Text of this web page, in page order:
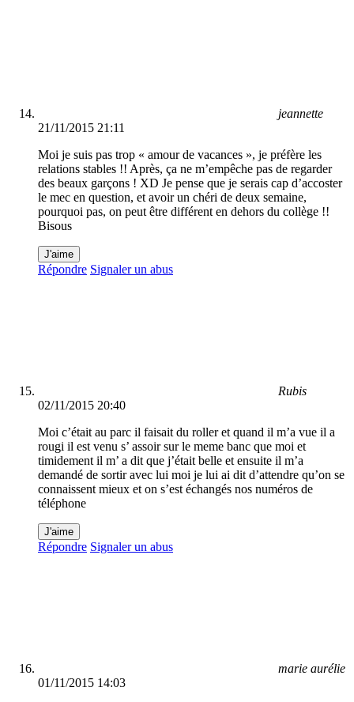
jeannette
21/11/2015 21:11
Moi je suis pas trop « amour de vacances », je préfère les
relations stables !! Après, ça ne m’empêche pas de regarder
des beaux garçons ! XD Je pense que je serais cap d’accoster
le mec en question, et avoir un chéri de deux semaine,
pourquoi pas, on peut être différent en dehors du collège !!
Bisous
J'aime
Répondre Signaler un abus
Rubis
02/11/2015 20:40
Moi c’était au parc il faisait du roller et quand il m’a vue il a
rougi il est venu s’ assoir sur le meme banc que moi et
timidement il m’ a dit que j’était belle et ensuite il m’a
demandé de sortir avec lui moi je lui ai dit d’attendre qu’on se
connaissent mieux et on s’est échangés nos numéros de
téléphone
J'aime
Répondre Signaler un abus
marie aurélie
01/11/2015 14:03